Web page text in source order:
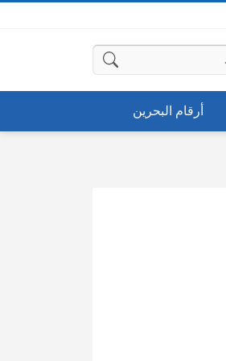
أرقام البحرين